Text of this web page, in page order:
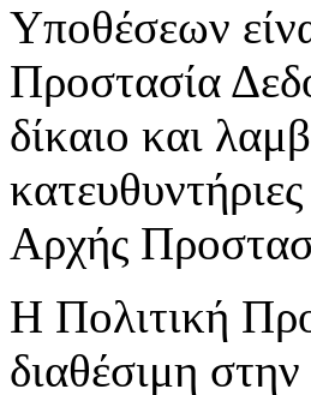
Υποθέσεων
Προστασία
δίκαιο και
Αρχής
Η Πολιτική
διαθέσιμη